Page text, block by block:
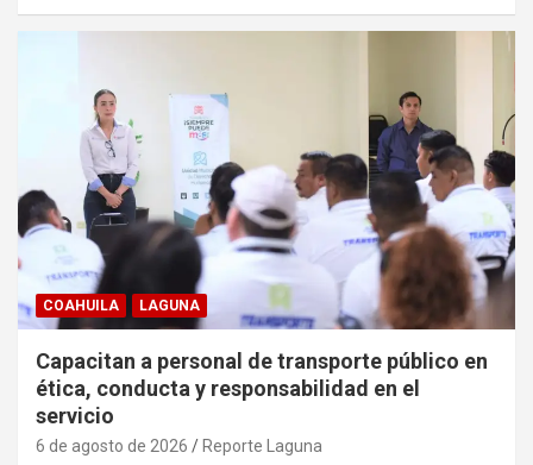
COAHUILA LAGUNA
Capacitan a personal de transporte público en
ética, conducta y responsabilidad en el
servicio
6 de agosto de 2026 Reporte Laguna